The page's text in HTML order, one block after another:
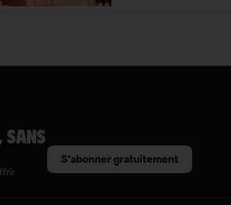
SANS
S'abonner gratuitement